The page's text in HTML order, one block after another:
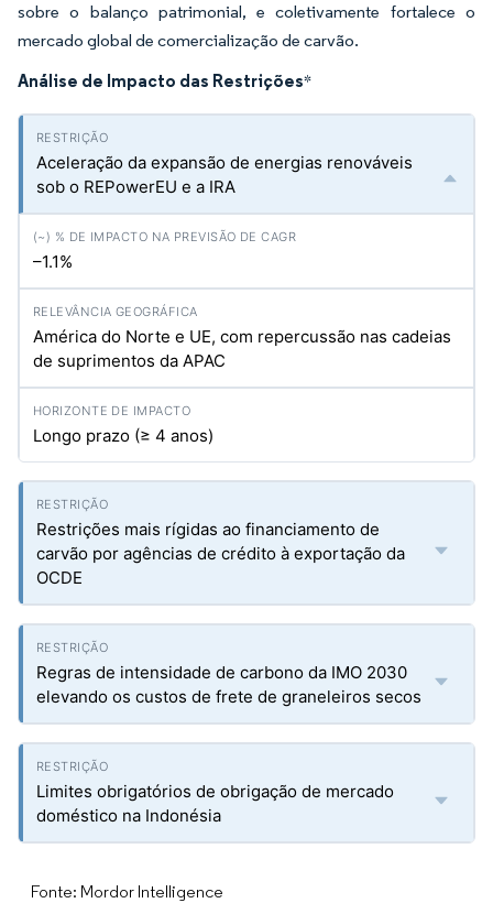
sobre o balanço patrimonial, e coletivamente fortalece o
mercado global de comercialização de carvão.
Análise de Impacto das Restrições*
Aceleração da expansão de energias renováveis
sob o REPowerEU e a IRA
–1.1%
América do Norte e UE, com repercussão nas cadeias
de suprimentos da APAC
Longo prazo (≥ 4 anos)
Restrições mais rígidas ao financiamento de
carvão por agências de crédito à exportação da
OCDE
Regras de intensidade de carbono da IMO 2030
elevando os custos de frete de graneleiros secos
Limites obrigatórios de obrigação de mercado
doméstico na Indonésia
Fonte: Mordor Intelligence